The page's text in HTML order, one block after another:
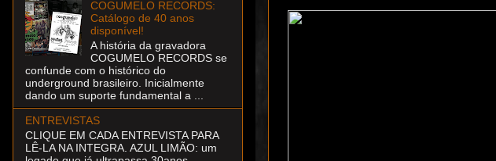
COGUMELO RECORDS:
Catálogo de 40 anos
disponível!
A história da gravadora
COGUMELO RECORDS se
confunde com o histórico do
underground brasileiro. Inicialmente
dando um suporte fundamental a ...
ENTREVISTAS
CLIQUE EM CADA ENTREVISTA PARA
LÊ-LA NA INTEGRA. AZUL LIMÃO: um